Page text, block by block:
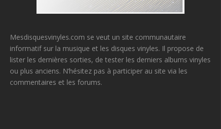
Mesdisquesvinyles.com se veut un site communautaire
informatif sur la musique et les disques vinyles. Il propose de
lister les dernières sorties, de tester les derniers albums vinyles
ou plus anciens. N’hésitez pas à participer au site via les
commentaires et les forums.